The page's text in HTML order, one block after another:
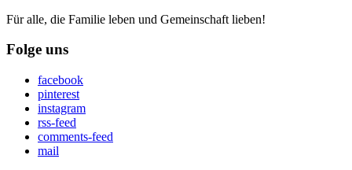
Für alle, die Familie leben und Gemeinschaft lieben!
Folge uns
facebook
pinterest
instagram
rss-feed
comments-feed
mail